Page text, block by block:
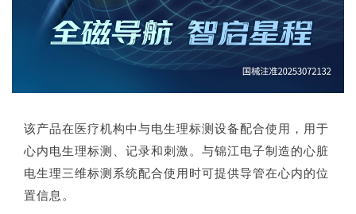
该产品在医疗机构中与电生理标测设备配合使用，用于
心内电生理标测、记录和刺激。与锦江电子制造的心脏
电生理三维标测系统配合使用时可提供导管在心内的位
置信息。